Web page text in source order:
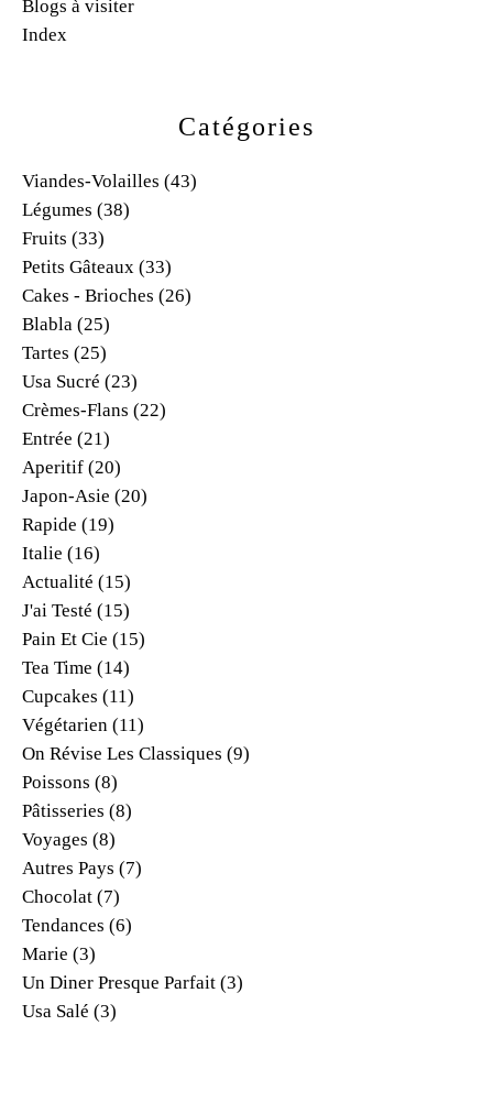
Catégories
Viandes-Volailles (43)
Légumes (38)
Fruits (33)
Petits Gâteaux (33)
Cakes - Brioches (26)
Blabla (25)
Tartes (25)
Usa Sucré (23)
Crèmes-Flans (22)
Entrée (21)
Aperitif (20)
Japon-Asie (20)
Rapide (19)
Italie (16)
Actualité (15)
J'ai Testé (15)
Pain Et Cie (15)
Tea Time (14)
Cupcakes (11)
Végétarien (11)
On Révise Les Classiques (9)
Poissons (8)
Pâtisseries (8)
Voyages (8)
Autres Pays (7)
Chocolat (7)
Tendances (6)
Marie (3)
Un Diner Presque Parfait (3)
Usa Salé (3)
Blogs à visiter
Index